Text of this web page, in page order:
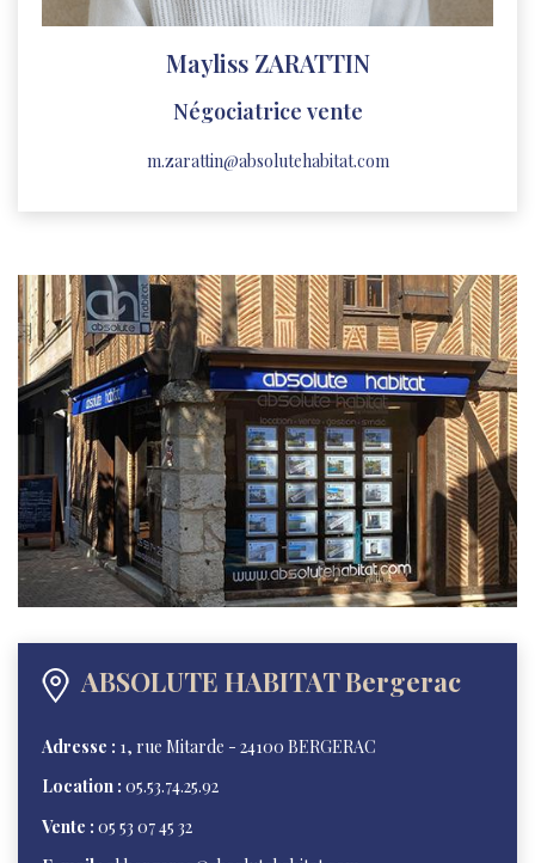
Mayliss ZARATTIN
Négociatrice vente
m.zarattin@absolutehabitat.com
ABSOLUTE HABITAT Bergerac
Adresse : 1, rue Mitarde - 24100 BERGERAC
Location : 05.53.74.25.92
Vente : 05 53 07 45 32